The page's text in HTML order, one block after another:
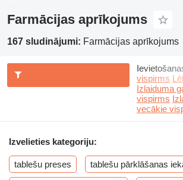
Farmācijas aprīkojums
167 sludinājumi: Farmācijas aprīkojums
vispirms
Izlaiduma
vispirms
vecākie
Izvelieties kategoriju:
tablešu preses tablešu pārklāšanas